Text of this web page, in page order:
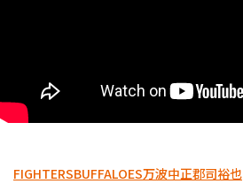
FIGHTERSBUFFALOES万波中正郡司裕也